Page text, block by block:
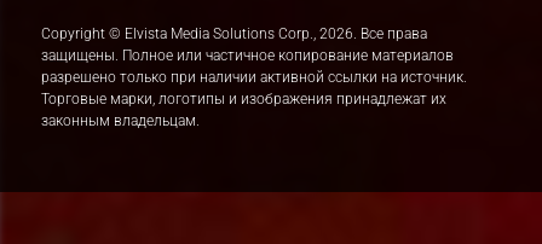
Copyright © Elvista Media Solutions Corp., 2026. Все права
защищены. Полное или частичное копирование материалов
разрешено только при наличии активной ссылки на источник.
Торговые марки, логотипы и изображения принадлежат их
законным владельцам.